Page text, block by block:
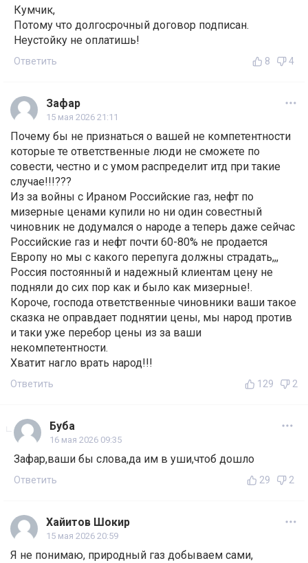
Кумчик,
Потому что долгосрочный договор подписан.
Неустойку не оплатишь!
Ответить 8 4
Зафар
15 мая 2026 21:11
Почему бы не признаться о вашей не компетентности
которые те ответственные люди не сможете по
совести, честно и с умом распределит итд при такие
случае!!!???
Из за войны с Ираном Российские газ, нефт по
мизерные ценами купили но ни один совестный
чиновник не додумался о народе а теперь даже сейчас
Российские газ и нефт почти 60-80% не продается
Европу но мы с какого перепуга должны страдать,,,
Россия постоянный и надежный клиентам цену не
подняли до сих пор как и было как мизерные!.
Короче, господа ответственные чиновники ваши такое
сказка не оправдает поднятии цены, мы народ против
и таки уже перебор цены из за ваши
некомпетентности.
Хватит нагло врать народ!!!
Ответить 129 2
Буба
16 мая 2026 09:35
Зафар,ваши бы слова,да им в уши,чтоб дошло
Ответить 29 2
Хайитов Шокир
15 мая 2026 20:59
Я не понимаю, природный газ добываем сами,